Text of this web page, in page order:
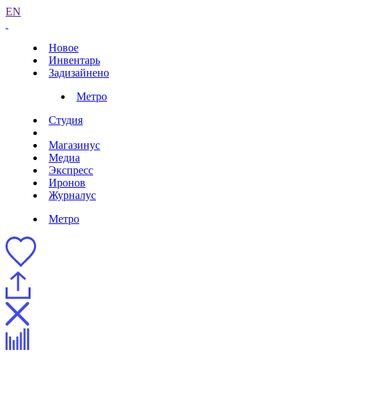
EN
Новое
Инвентарь
Задизайнено
Метро
Студия
Магазинус
Медиа
Экспресс
Иронов
Журналус
Метро